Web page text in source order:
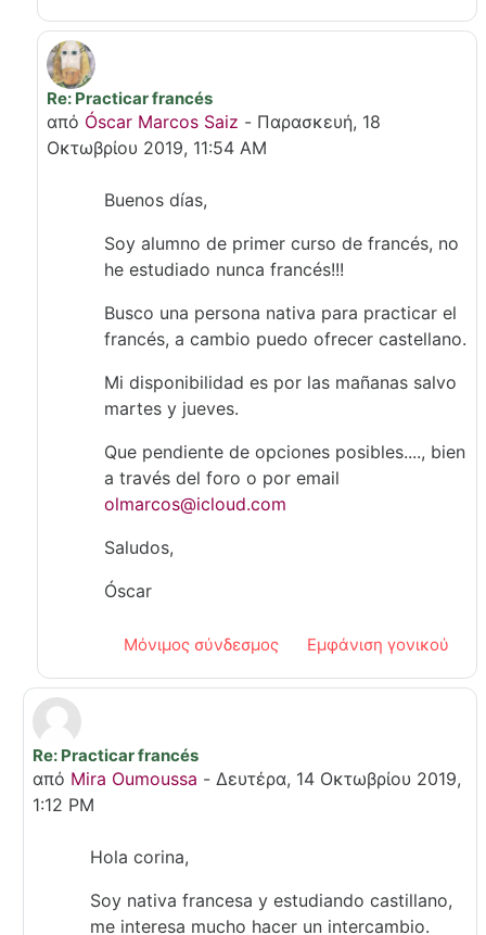
Σε απάντηση σε Cath Petit-Clair
Re: Practicar francés
από Óscar Marcos Saiz - Παρασκευή, 18
Οκτωβρίου 2019, 11:54 AM
Buenos días,
Soy alumno de primer curso de francés, no
he estudiado nunca francés!!!
Busco una persona nativa para practicar el
francés, a cambio puedo ofrecer castellano.
Mi disponibilidad es por las mañanas salvo
martes y jueves.
Que pendiente de opciones posibles...., bien
a través del foro o por email
olmarcos@icloud.com
Saludos,
Óscar
Μόνιμος σύνδεσμος Εμφάνιση γονικού
Σε απάντηση σε Corina Elena Voinescu
Re: Practicar francés
από Mira Oumoussa - Δευτέρα, 14 Οκτωβρίου 2019,
1:12 PM
Hola corina,
Soy nativa francesa y estudiando castillano,
me interesa mucho hacer un intercambio.